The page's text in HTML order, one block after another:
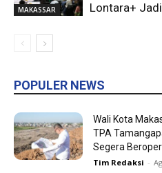
MAKASSAR
Lontara+
POPULER NEWS
Wali Kota
TPA
Segera
Tim Redaksi -